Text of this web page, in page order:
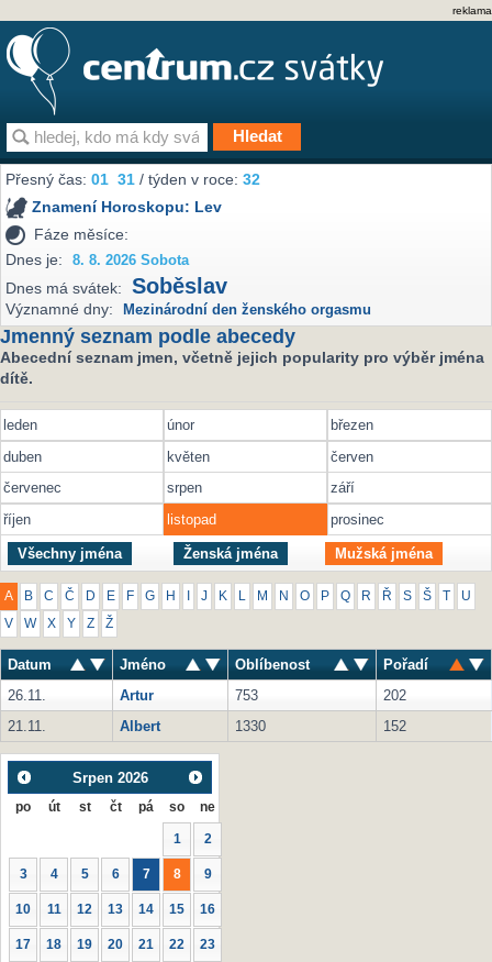
reklama
Přesný čas:01 31 / týden v roce:32
Znamení Horoskopu: Lev
Fáze měsíce:
Dnes je:
8. 8. 2026 Sobota
Dnes má svátek: Soběslav
Významné dny: Mezinárodní den ženského orgasmu
Jmenný seznam podle abecedy
Abecední seznam jmen, včetně jejich popularity pro výběr jména
dítě.
leden únor
březen
duben
květen
červen
červenec
srpen
září
říjen
listopad prosinec
Všechny jména Ženská jména Mužská jména
A B C Č D E F G H J K M N O P Q R Ř S Š U
V W X Y Z Ž
Datum Jméno Oblíbenost
Pořadí
26.11.
Artur 753
202
21.11.
Albert 1330 152
Srpen 2026
po út st čt pá so ne
1 2
3 4 5 6 7 8 9
10 11 12 13 14 15 16
17 18 19 20 21 22 23